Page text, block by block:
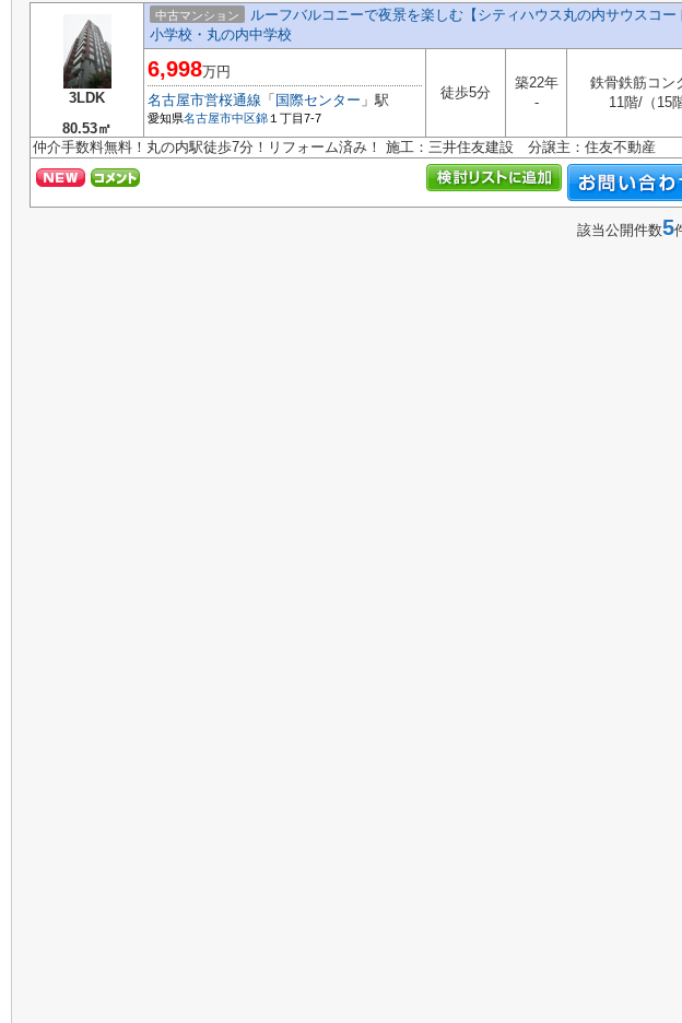
3LDK
80.53㎡
中古マンション
ルーフバルコニーで夜景を楽しむ【シティハウス丸の内サウスコー
小学校・丸の内中学校
6,998万円
名古屋市営桜通線 「 国際センター 」駅
愛知県名古屋市中区錦 １丁目7-7
徒歩5分
築22年
-
鉄骨鉄筋コン
11階/（15
仲介手数料無料！丸の内駅徒歩7分！リフォーム済み！ 施工：三井住友建設 分譲主：住友不動産
該当公開件数5